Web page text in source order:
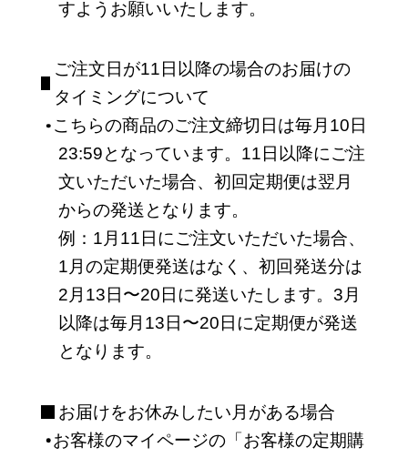
すようお願いいたします。
ご注文日が11日以降の場合のお届けの
タイミングについて
こちらの商品のご注文締切日は毎月10日
23:59となっています。11日以降にご注
文いただいた場合、初回定期便は翌月
からの発送となります。
例：1月11日にご注文いただいた場合、
1月の定期便発送はなく、初回発送分は
2月13日〜20日に発送いたします。3月
以降は毎月13日〜20日に定期便が発送
となります。
お届けをお休みしたい月がある場合
お客様のマイページの「お客様の定期購